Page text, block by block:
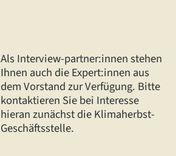
Als Interview-partner:innen stehen
Ihnen auch die Expert:innen aus
dem Vorstand zur Verfügung. Bitte
kontaktieren Sie bei Interesse
hieran zunächst die Klimaherbst-
Geschäftsstelle.